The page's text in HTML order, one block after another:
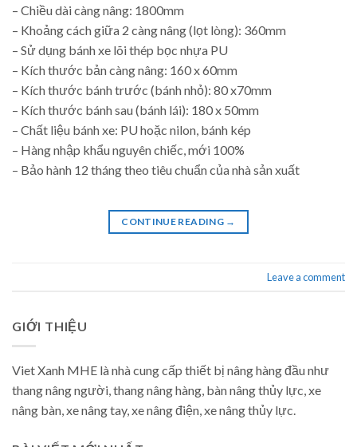
– Chiều dài càng nâng: 1800mm
– Khoảng cách giữa 2 càng nâng (lọt lòng): 360mm
– Sử dụng bánh xe lõi thép bọc nhựa PU
– Kích thước bản càng nâng: 160 x 60mm
– Kích thước bánh trước (bánh nhỏ): 80 x70mm
– Kích thước bánh sau (bánh lái): 180 x 50mm
– Chất liệu bánh xe: PU hoặc nilon, bánh kép
– Hàng nhập khẩu nguyên chiếc, mới 100%
– Bảo hành 12 tháng theo tiêu chuẩn của nhà sản xuất
CONTINUE READING →
Leave a comment
GIỚI THIỆU
Viet Xanh MHE là nhà cung cấp thiết bị nâng hàng đầu như
thang nâng người, thang nâng hàng, bàn nâng thủy lực, xe
nâng bàn, xe nâng tay, xe nâng điện, xe nâng thủy lực.